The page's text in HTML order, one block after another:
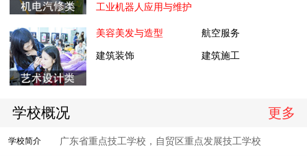
工业机器人应用与维护
美容美发与造型 航空服务
建筑装饰 建筑施工
学校概况 更多
学校简介 广东省重点技工学校，自贸区重点发展技工学校